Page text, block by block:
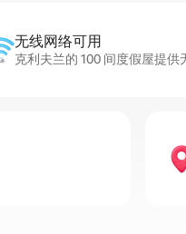
无线网络可用
克利夫兰的 100 间度假屋提供